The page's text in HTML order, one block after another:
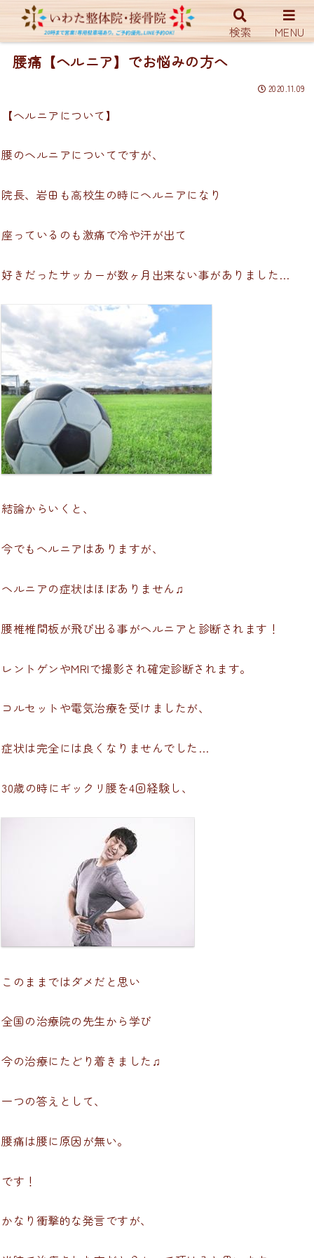
ホーム ブログ スタッフブログ（整体院）
腰痛【ヘルニア】でお悩みの方へ
2020.11.09
【ヘルニアについて】
腰のヘルニアについてですが、
院長、岩田も高校生の時にヘルニアになり
座っているのも激痛で冷や汗が出て
好きだったサッカーが数ヶ月出来ない事がありました…
結論からいくと、
今でもヘルニアはありますが、
ヘルニアの症状はほぼありません♫
腰椎椎間板が飛び出る事がヘルニアと診断されます！
レントゲンやMRIで撮影され確定診断されます。
コルセットや電気治療を受けましたが、
症状は完全には良くなりませんでした…
30歳の時にギックリ腰を4回経験し、
このままではダメだと思い
全国の治療院の先生から学び
今の治療にたどり着きました♫
一つの答えとして、
腰痛は腰に原因が無い。
です！
かなり衝撃的な発言ですが、
検索 MENU